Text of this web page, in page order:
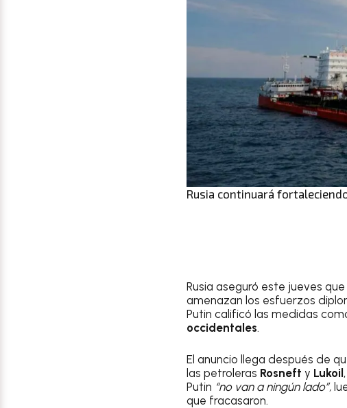
Rusia continuará
Rusia aseguró este jueves que
amenazan los esfuerzos
Putin calificó las medidas
occidentales.
El anuncio llega después de
las petroleras Rosneft y Lukoil
Putin “no van a ningún lado”,
que fracasaron.